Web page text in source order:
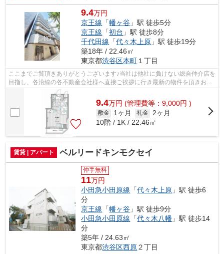
9.4万円
京王線 「幡ヶ谷 」駅 徒歩5分
京王線 「初台 」駅 徒歩8分
千代田線 「代々木上原 」駅 徒歩19分
築18年 / 22.46㎡
東京都渋谷区本町 １丁目
ここまでご覧頂きありがとうございます♪当社は他社に負けない総合仲介店を
目指し、各沿線の各不動産会社様へ直接ご挨拶に行き最新の物件を頂きお客
様へ提供しております！最新の情報は...
9.4万円 (管理費等：9,000円 )
敷金 1ヶ月 礼金
2ヶ月
10階 / 1K / 22.46㎡
賃貸 | アパート ベルリードキンモクセイ
仲手無料
11万円
小田急小田原線 「代々木上原 」駅 徒歩6
分
京王線 「幡ヶ谷 」駅 徒歩9分
小田急小田原線 「代々木八幡 」駅 徒歩14
分
築5年 / 24.63㎡
東京都渋谷区西原２丁目